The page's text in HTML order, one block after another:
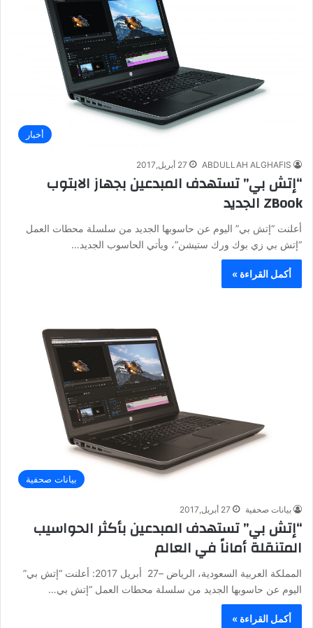
أخبار
ABDULLAH ALGHAFIS 27 أبريل,2017
“إتش بي” تستهدف المبدعين بجهاز الابتوب
ZBook الجديد
أعلنت “إتش بي” اليوم عن حاسوبها الجديد من سلسلة محطات العمل
“إتش بي زي بوك ورك ستيشن”، ويأتي الحاسوب الجديد…
أكمل القراءة »
بيانات صحفية
بيانات صحفية 27 أبريل,2017
“إتش بي” تستهدف المبدعين بأكثر الحواسيب
المتنقلة أماناً في العالم
المملكة العربية السعودية، الرياض –27 أبريل 2017: أعلنت “إتش بي”
اليوم عن حاسوبها الجديد من سلسلة محطات العمل “إتش بي…
أكمل القراءة »